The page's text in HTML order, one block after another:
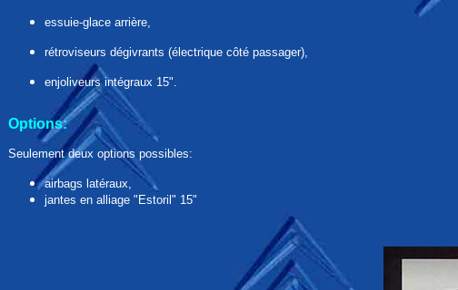
essuie-glace arrière,
rétroviseurs dégivrants (électrique côté passager),
enjoliveurs intégraux 15".
Options:
Seulement deux options possibles:
airbags latéraux,
jantes en alliage "Estoril" 15"